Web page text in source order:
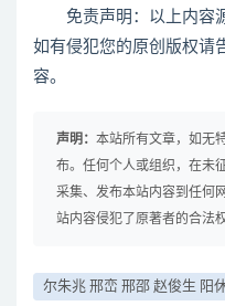
免责声明：以上内容源
如有侵犯您的原创版权请
容。
声明： 本站所有文章，如无
布。任何个人或组织，在未
采集、发布本站内容到任何
站内容侵犯了原著者的合法
尔朱兆 邢峦 邢邵 赵俊生 阳